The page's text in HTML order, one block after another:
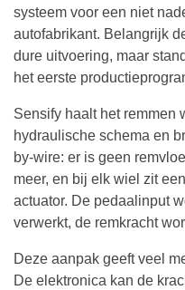
systeem voor een niet
autofabrikant. Belangrijk
dure uitvoering, maar
het eerste
Sensify haalt het remmen
hydraulische schema en
by-wire: er is geen
meer, en bij elk wiel zit
actuator. De pedaalinput
verwerkt, de remkracht
Deze aanpak geeft veel
De elektronica kan de